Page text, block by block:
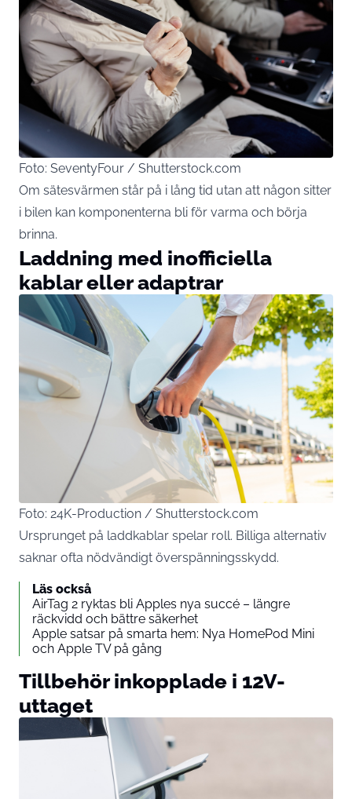
Foto: SeventyFour / Shutterstock.com
Om sätesvärmen står på i lång tid utan att någon sitter
i bilen kan komponenterna bli för varma och börja
brinna.
Laddning med inofficiella
kablar eller adaptrar
Foto: 24K-Production / Shutterstock.com
Ursprunget på laddkablar spelar roll. Billiga alternativ
saknar ofta nödvändigt överspänningsskydd.
Läs också
AirTag 2 ryktas bli Apples nya succé – längre
räckvidd och bättre säkerhet
Apple satsar på smarta hem: Nya HomePod Mini
och Apple TV på gång
Tillbehör inkopplade i 12V-
uttaget